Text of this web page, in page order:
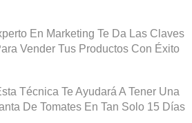
En Marketing Te Da Las Claves
Vender Tus Productos Con Éxito
Técnica Te Ayudará A Tener Una
De Tomates En Tan Solo 15 Días